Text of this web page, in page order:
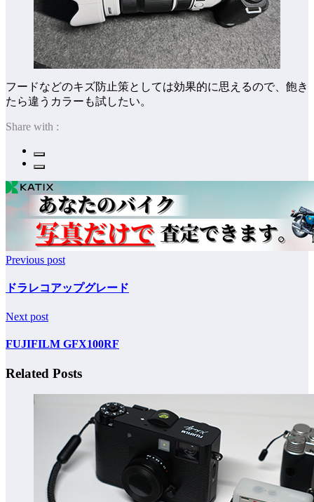
フードなどのキズ防止策としては効果的に思えるので、飽き
たら違うカラーも試したい。
Share with :
Previous post
ドラレコアップグレード
Next post
FUJIFILM GFX100RF
Related Posts